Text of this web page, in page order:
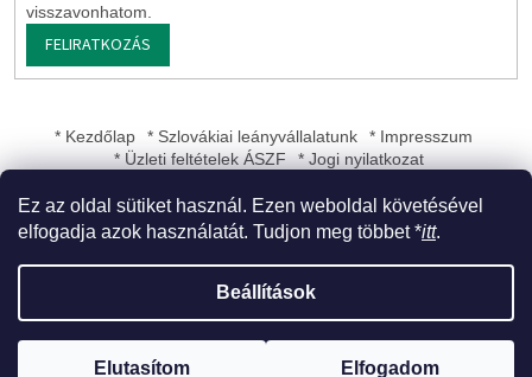
Ez az oldal sütiket használ. Ezen weboldal követésével
elfogadja azok használatát. Tudjon meg többet *itt.
Beállítások
Elutasítom Elfogadom
visszavonhatom.
FELIRATKOZÁS
* Kezdőlap * Szlovákiai leányvállalatunk
* Impresszum
* Üzleti feltételek ÁSZF
* Jogi nyilatkozat
Meló-Diák Taneszközcentrum Kft
fenntartva.
Süti beállítások szerkesztése